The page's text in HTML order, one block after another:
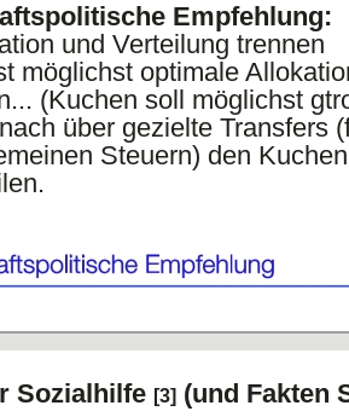
Empfehlung:
und Verteilung trennen
möglichst optimale
(Kuchen soll möglichst
über gezielte Transfers
Steuern) den Kuchen
Sozialhilfe [3] (und Fakten